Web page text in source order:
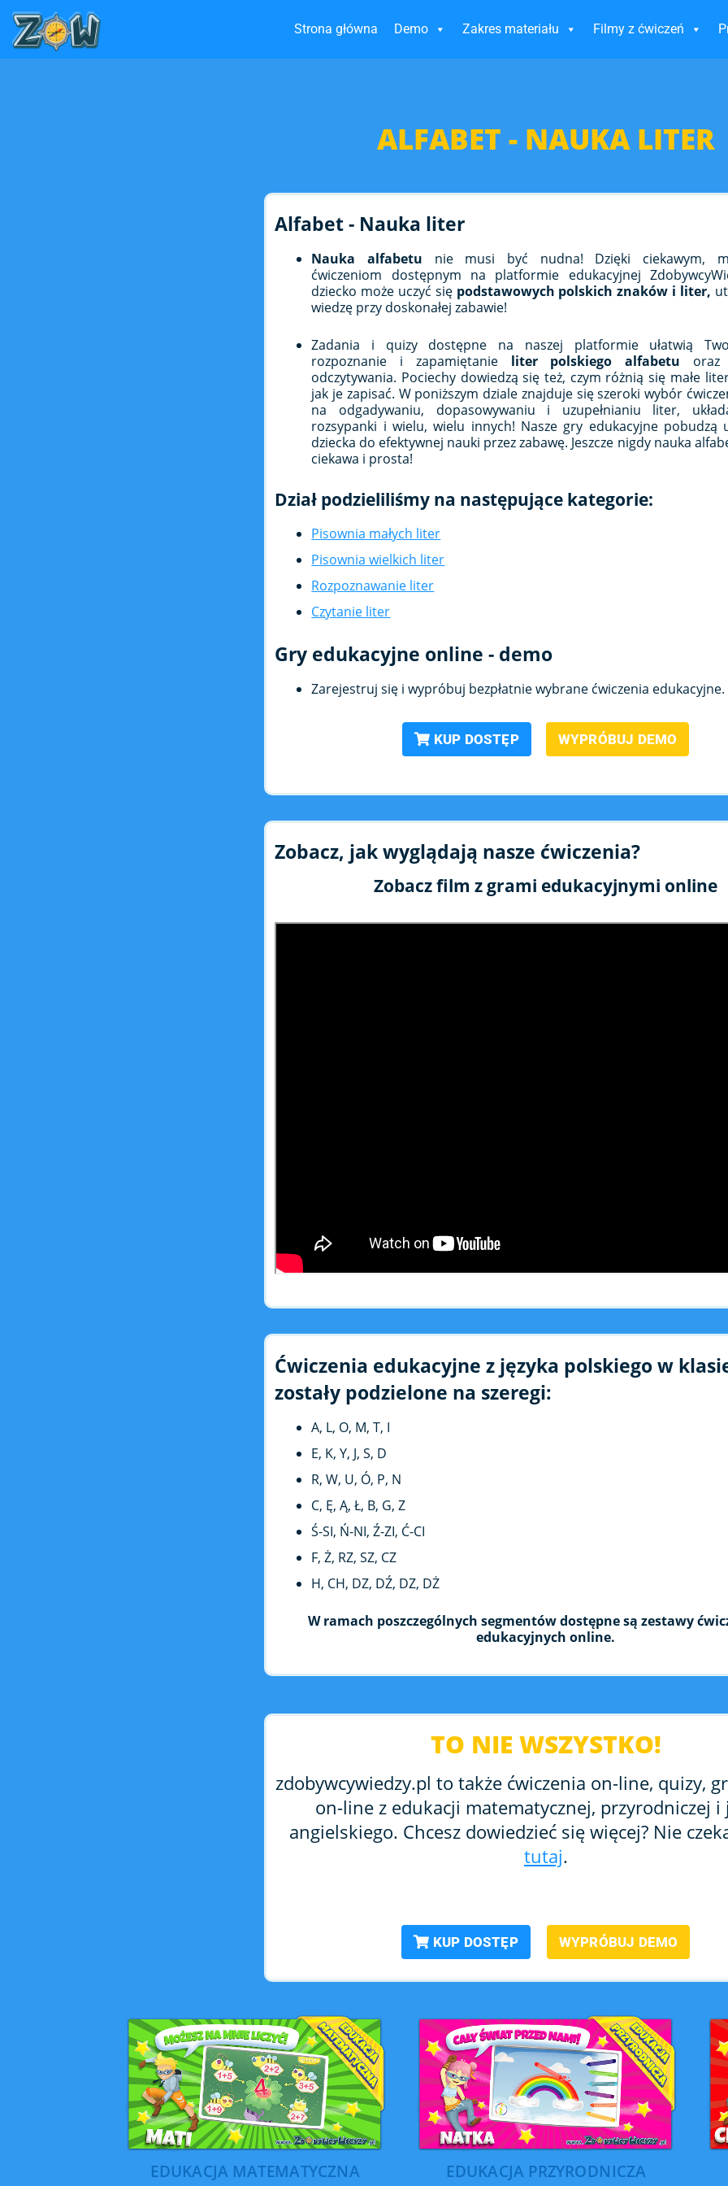
Strona główna Demo Zakres materiału Filmy z ćwiczeń
ALFABET - NAUKA LITER
Alfabet - Nauka liter
Nauka alfabetu nie musi być nudna! Dzięki ciekawym,
ćwiczeniom dostępnym na platformie edukacyjnej
dziecko może uczyć siępodstawowych polskich znaków i liter,
wiedzę przy doskonałej zabawie!
Zadania i quizy dostępne na naszej platformie ułatwią
rozpoznanie i zapamiętanie liter polskiego alfabetu oraz
odczytywania. Pociechy dowiedzą się też, czym różnią się małe
jak je zapisać. W poniższym dziale znajduje się szeroki wybór
na odgadywaniu, dopasowywaniu i uzupełnianiu liter,
rozsypanki i wielu, wielu innych! Nasze gry edukacyjne pobudzą
dziecka do efektywnej nauki przez zabawę. Jeszcze nigdy nauka
ciekawa i prosta!
Dział podzieliliśmy na następujące kategorie:
Pisownia małych liter
Pisownia wielkich liter
Rozpoznawanie liter
Czytanie liter
Gry edukacyjne online - demo
Zarejestruj się i wypróbuj bezpłatnie wybrane ćwiczenia edukacyjne.
KUP DOSTĘP WYPRÓBUJ DEMO
Zobacz, jak wyglądają nasze ćwiczenia?
Zobacz film z grami edukacyjnymi online
Ćwiczenia edukacyjne z języka polskiego w
zostały podzielone na szeregi:
A, L, O, M, T, I
E, K, Y, J, S, D
R, W, U, Ó, P, N
C, Ę, Ą, Ł, B, G, Z
Ś-SI, Ń-NI, Ź-ZI, Ć-CI
F, Ż, RZ, SZ, CZ
H, CH, DZ, DŹ, DZ, DŻ
W ramach poszczególnych segmentów dostępne są zestawy
edukacyjnych online.
TO NIE WSZYSTKO!
zdobywcywiedzy.pl to także ćwiczenia on-line, quizy,
on-line z edukacji matematycznej, przyrodniczej i
angielskiego. Chcesz dowiedzieć się więcej? Nie
tutaj.
KUP DOSTĘP WYPRÓBUJ DEMO
EDUKACJA MATEMATYCZNA EDUKACJA PRZYRODNICZA